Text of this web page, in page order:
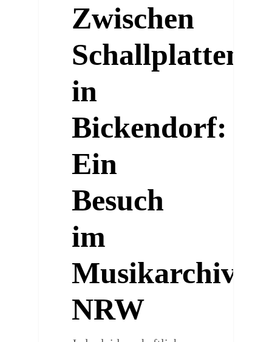
Zwischen
in
Bickendorf:
Ein
Besuch
im
Musikarchiv
NRW